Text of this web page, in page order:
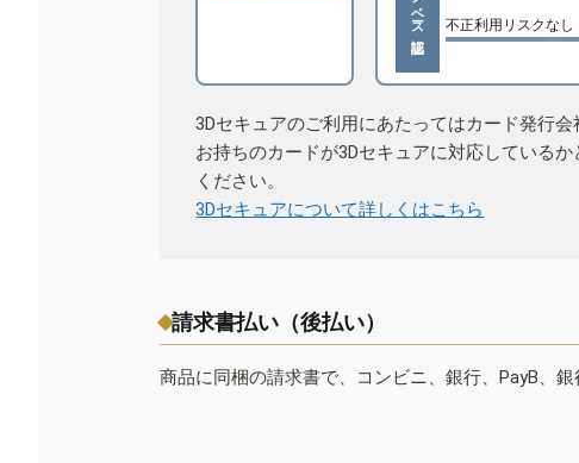
不正利用リスクなし
3Dセキュアのご利用にあたってはカード発行
お持ちのカードが3Dセキュアに対応している
ください。
3Dセキュアについて詳しくはこちら
請求書払い（後払い）
商品に同梱の請求書で、コンビニ、銀行、PayB、